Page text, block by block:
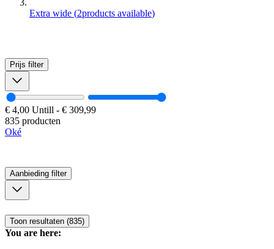
Extra wide (2products available)
Prijs filter
€ 4,00 Untill - € 309,99
835 producten
Oké
Aanbieding filter
Toon resultaten (835)
You are here: